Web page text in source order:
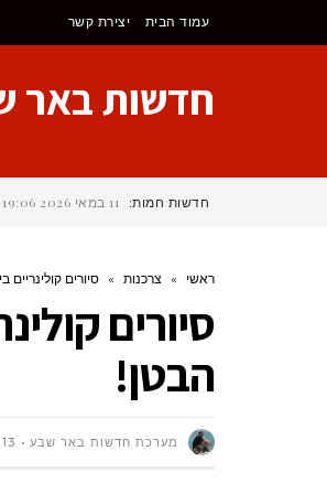
עמוד הבית יצירת קשר
חדשות באר
חדשות חמות: 11 במאי 2026 19:06
ראשי » צרכנות » סיורים
סיורים
הבטן!
מערכת חדשות באר שבע 13 במרץ 2023